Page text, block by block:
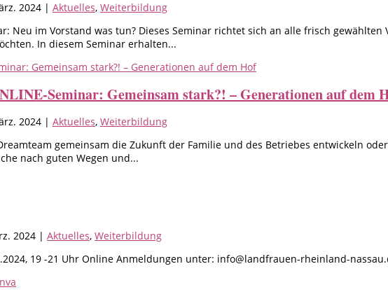
2024 | Aktuelles, Weiterbildung
Neu im Vorstand was tun? Dieses Seminar richtet sich an alle frisch
In diesem Seminar erhalten...
Seminar: Gemeinsam stark?! – Generationen auf dem
2024 | Aktuelles, Weiterbildung
gemeinsam die Zukunft der Familie und des Betriebes entwickeln
nach guten Wegen und...
2024 | Aktuelles, Weiterbildung
19 -21 Uhr Online Anmeldungen unter: info@landfrauen-rheinland-